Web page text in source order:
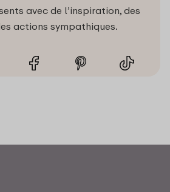
avec de l’inspiration, des
actions sympathiques.